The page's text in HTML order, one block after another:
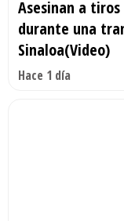
Asesinan a
durante una
Sinaloa(Video)
Hace 1 día